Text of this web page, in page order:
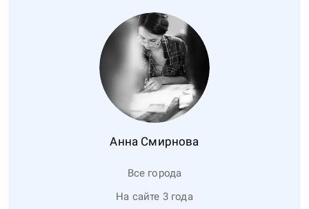
Анна Смирнова
Все города
На сайте 3 года